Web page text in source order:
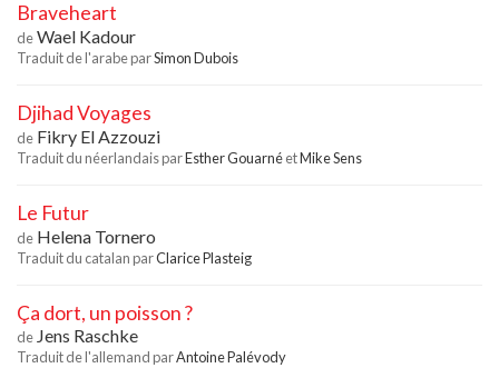
Braveheart
deWael Kadour
Traduit de l'arabe parSimon Dubois
Djihad Voyages
de Fikry El Azzouzi
Traduit du néerlandais parEsther GouarnéetMike Sens
Le Futur
de Helena Tornero
Traduit du catalan parClarice Plasteig
Ça dort, un poisson ?
de Jens Raschke
Traduit de l'allemand parAntoine Palévody